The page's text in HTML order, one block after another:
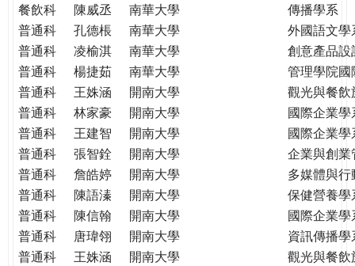
餐飲科
陳威丞 南華大學
傳播學系
普通科
孔德棖 南華大學
外國語文學
普通科
凌榆淇 南華大學
創意產品設
普通科
楊捷茹 南華大學
管理學院國
普通科
王姝涵 開南大學
觀光與餐飲
普通科
林家豪 開南大學
國際企業學
普通科
王建智 開南大學
國際企業學
普通科
張智銓 開南大學
企業與創業
普通科
詹皓婷 開南大學
多媒體與
普通科
陳語溱 開南大學
保健營養學
普通科
陳信翰 開南大學
國際企業學
普通科
唐瑋翎 開南大學
資訊傳播學
普通科
王姝涵 開南大學
觀光與餐飲